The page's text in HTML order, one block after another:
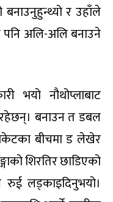
बनाउनुहुन्थ्यो र उहाँले
अलि-अलि बनाउने
भयो नौथोप्लाबाट
बनाउन त डबल
बीचमा ड लेखेर
शिरतिर छाडिएको
रुई लड्काइदिनुभयो।